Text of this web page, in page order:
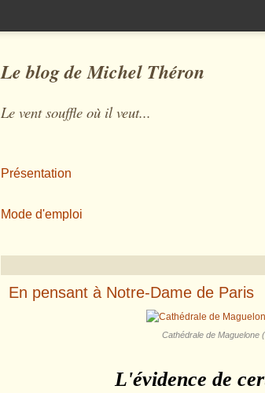
Le blog de Michel Théron
Le vent souffle où il veut...
Présentation
Mode d'emploi
En pensant à Notre-Dame de Paris
Cathédrale de Maguelone
L'évidence de